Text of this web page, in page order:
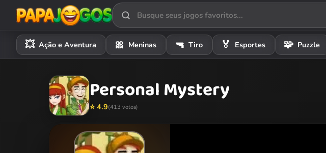
💥 Ação e Aventura 🎀 Meninas 🔫 Tiro 🏅 Esportes 🧩 Puzzle
Personal Mystery
⭐ 4.9(413 votos)